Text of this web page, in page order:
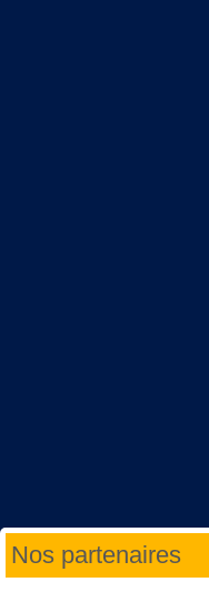
Nos partenaires
Année
précédente
Mois
précédent
Année
suivante
Mois
suivant